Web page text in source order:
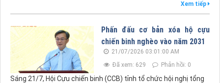
Xem tiếp
Phấn đấu cơ bản xóa hộ cựu
chiến binh nghèo vào năm 2031
21/07/2026 03:01:00 AM
Đã xem: 629
Phản hồi: 0
Sáng 21/7, Hội Cựu chiến binh (CCB) tỉnh tổ chức hội nghị tổng